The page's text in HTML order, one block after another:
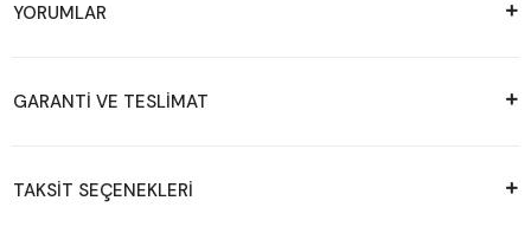
YORUMLAR
GARANTİ VE TESLİMAT
TAKSİT SEÇENEKLERİ